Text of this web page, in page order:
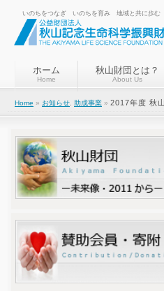
いのちをつなぎ いのちを育み 地域と共に歩む
ホーム
Home
秋山財団とは？
About Us
Home » お知らせ 助成事業 » 2017年度 秋